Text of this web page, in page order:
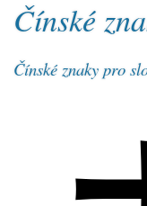
Čínské
Čínské znaky pro